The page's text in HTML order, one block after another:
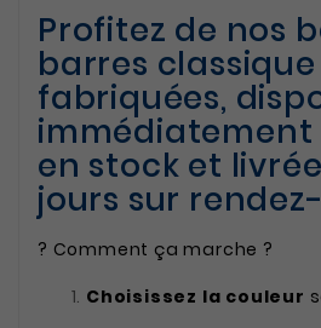
Profitez de nos
barres
fabriquées,
immédiatement
en stock et
jours sur
? Comment ça marche ?
Choisissez la couleur